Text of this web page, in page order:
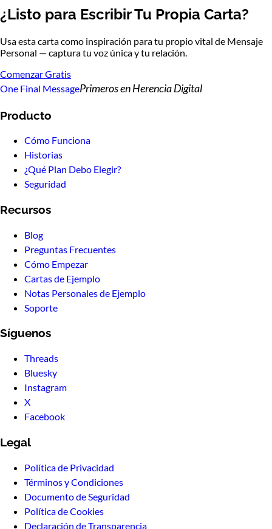
¿Listo para Escribir Tu Propia Carta?
Usa esta carta como inspiración para tu propio vital de Mensaje
Personal — captura tu voz única y tu relación.
Comenzar Gratis
One Final MessagePrimeros en Herencia Digital
Producto
Cómo Funciona
Historias
¿Qué Plan Debo Elegir?
Seguridad
Recursos
Blog
Preguntas Frecuentes
Cómo Empezar
Cartas de Ejemplo
Notas Personales de Ejemplo
Soporte
Síguenos
Threads
Bluesky
Instagram
X
Facebook
Legal
Política de Privacidad
Términos y Condiciones
Documento de Seguridad
Política de Cookies
Declaración de Transparencia